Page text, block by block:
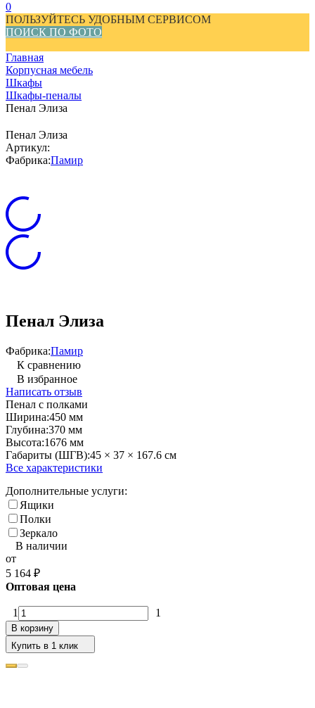
0
ПОЛЬЗУЙТЕСЬ УДОБНЫМ СЕРВИСОМ
ПОИСК ПО ФОТО
Главная
Корпусная мебель
Шкафы
Шкафы-пеналы
Пенал Элиза
Пенал Элиза
Артикул:
Фабрика:Памир
Пенал Элиза
Фабрика:Памир
К сравнению
В избранное
Написать отзыв
Пенал с полками
Ширина:450 мм
Глубина:370 мм
Высота:1676 мм
Габариты (ШГВ):45 × 37 × 167.6 см
Все характеристики
Дополнительные услуги:
Ящики
Полки
Зеркало
В наличии
от
5 164 ₽
Оптовая цена
1 1
В корзину
Купить в 1 клик